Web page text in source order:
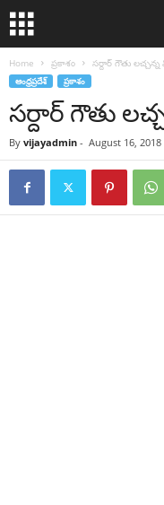
Home ప్రకాశం సర్దార్ గౌతు
ఆంధ్రప్రదేశ్ ప్రకాశం
సర్దార్ గౌతు
By vijayadmin - August 16, 2018